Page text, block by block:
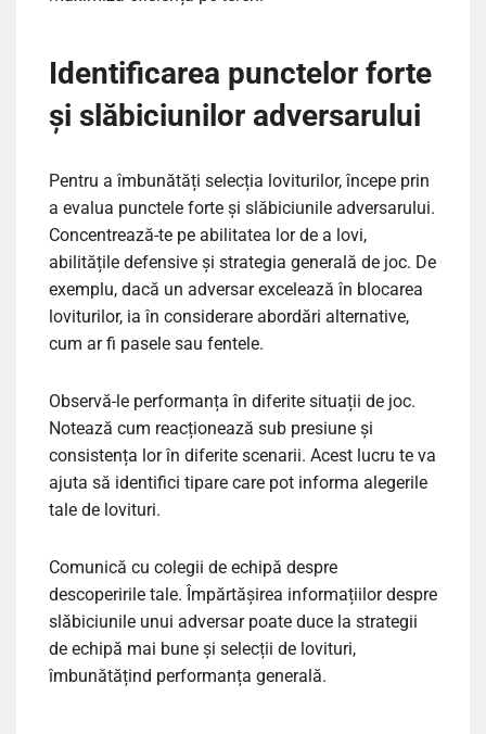
Identificarea punctelor forte
și slăbiciunilor adversarului
Pentru a îmbunătăți selecția loviturilor, începe prin
a evalua punctele forte și slăbiciunile adversarului.
Concentrează-te pe abilitatea lor de a lovi,
abilitățile defensive și strategia generală de joc. De
exemplu, dacă un adversar excelează în blocarea
loviturilor, ia în considerare abordări alternative,
cum ar fi pasele sau fentele.
Observă-le performanța în diferite situații de joc.
Notează cum reacționează sub presiune și
consistența lor în diferite scenarii. Acest lucru te va
ajuta să identifici tipare care pot informa alegerile
tale de lovituri.
Comunică cu colegii de echipă despre
descoperirile tale. Împărtășirea informațiilor despre
slăbiciunile unui adversar poate duce la strategii
de echipă mai bune și selecții de lovituri,
îmbunătățind performanța generală.